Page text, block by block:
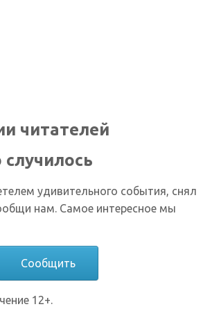
читателей
удивительного события, снял
нам. Самое интересное мы
Сообщить
12+.